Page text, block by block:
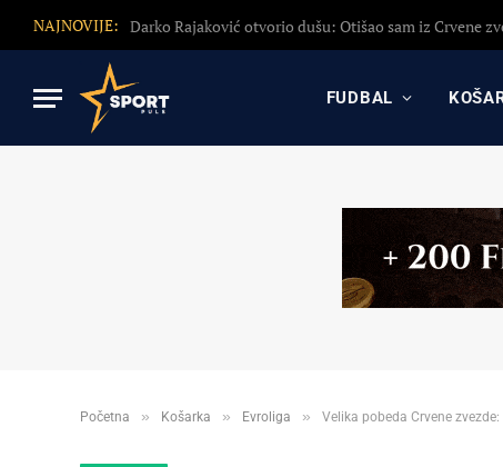
NAJNOVIJE:
FUDBAL
Početna » Košarka » Evroliga » Velika pobeda Crvene